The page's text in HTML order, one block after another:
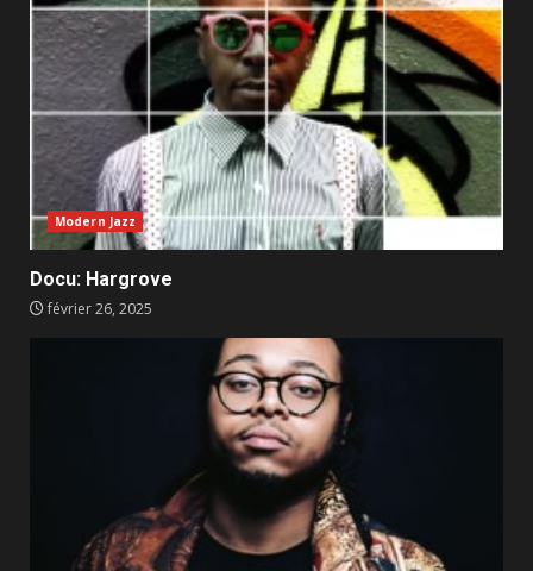
Modern Jazz
Docu: Hargrove
février 26, 2025